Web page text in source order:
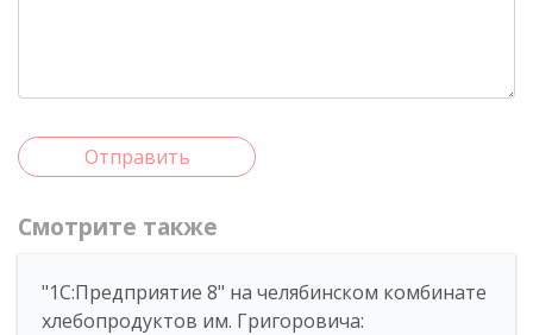
Отправить
Смотрите также
"1С:Предприятие 8" на челябинском комбинате
хлебопродуктов им. Григоровича: